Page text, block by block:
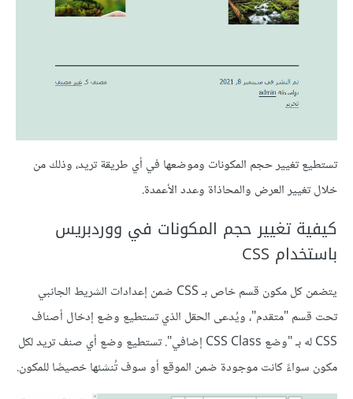
تستطيع تغيير حجم المكونات وموضعها في أي طريقة تريد، وذلك من
خلال تغيير العرض والمحاذاة وعدد الأعمدة.
كيفية تغيير حجم المكونات في ووردبريس
باستخدام CSS
يتضمن كل مكون قسم خاص بـ CSS ضمن إعدادات الشريط الجانبي
تحت قسم "متقدم"، ويُدعى الحقل الذي تستطيع وضع إدخال أصناف
CSS له بـ "وضع CSS Class إضافي". تستطيع وضع أي صنف تريد لكل
مكون سواءً كانت موجودة ضمن الموقع أو سوف تُنشئها خصيصًا للمكون.